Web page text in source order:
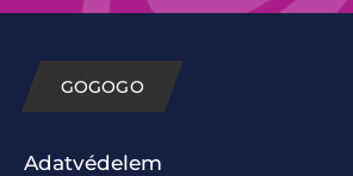
GOGOGO
Adatvédelem